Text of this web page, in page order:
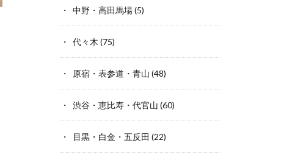
中野・高田馬場(5)
代々木 (75)
原宿・表参道・青山 (48)
渋谷・恵比寿・代官山 (60)
目黒・白金・五反田 (22)